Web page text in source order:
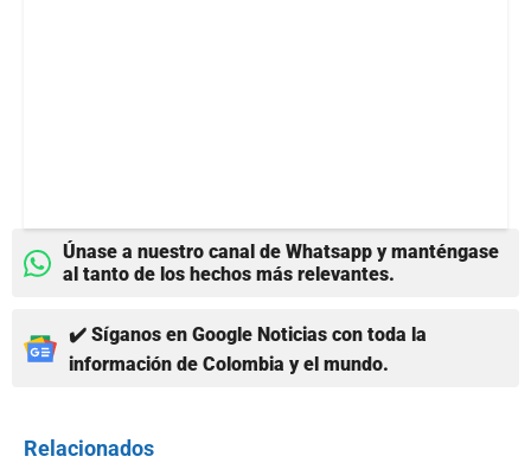
Únase a nuestro canal de Whatsapp y manténgase
al tanto de los hechos más relevantes.
✔️ Síganos en Google Noticias con toda la
información de Colombia y el mundo.
Relacionados